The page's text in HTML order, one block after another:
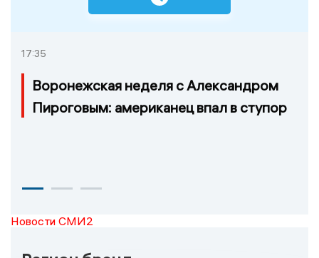
17:35
Воронежская неделя с Александром
Пироговым: американец впал в ступор
Новости СМИ2